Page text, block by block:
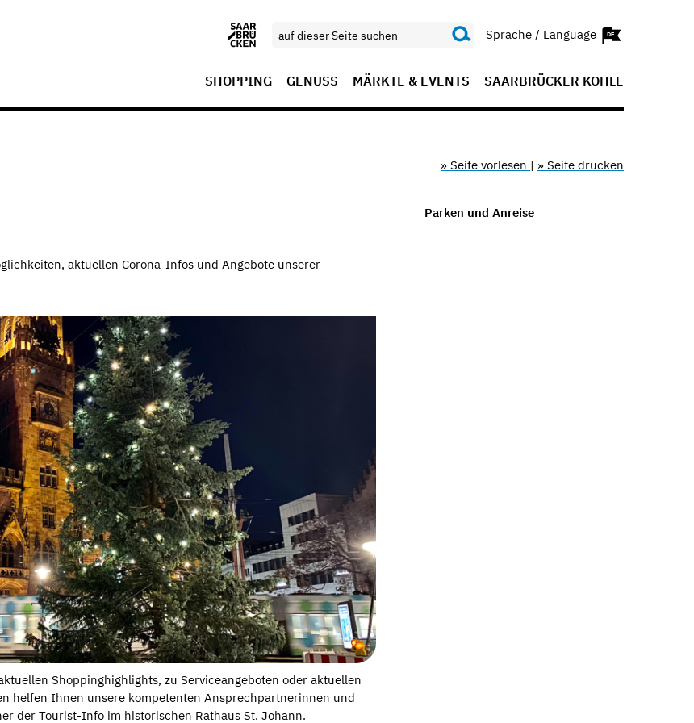
Sprache / Language
SHOPPING GENUSS MÄRKTE & EVENTS SAARBRÜCKER KOHLE
» Seite vorlesen | » Seite drucken
aktuellen Corona-Infos und Angebote unserer
Shoppinghighlights, zu Serviceangeboten oder aktuellen
helfen Ihnen unsere kompetenten Ansprechpartnerinnen und
der Tourist-Info im historischen Rathaus St. Johann.
Parken und Anreise